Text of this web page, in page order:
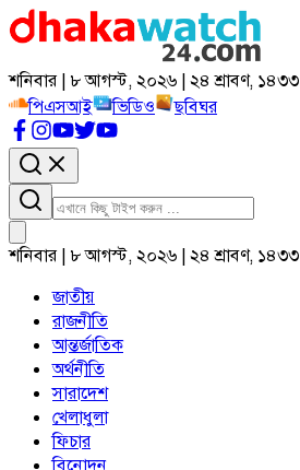
শনিবার | ৮ আগস্ট, ২০২৬ | ২৪ শ্রাবণ, ১৪৩৩
পিএসআই
ভিডিও ছবিঘর
শনিবার | ৮ আগস্ট, ২০২৬ | ২৪ শ্রাবণ, ১৪৩৩
জাতীয়
রাজনীতি
আন্তর্জাতিক
অর্থনীতি
সারাদেশ
খেলাধুলা
ফিচার
বিনোদন